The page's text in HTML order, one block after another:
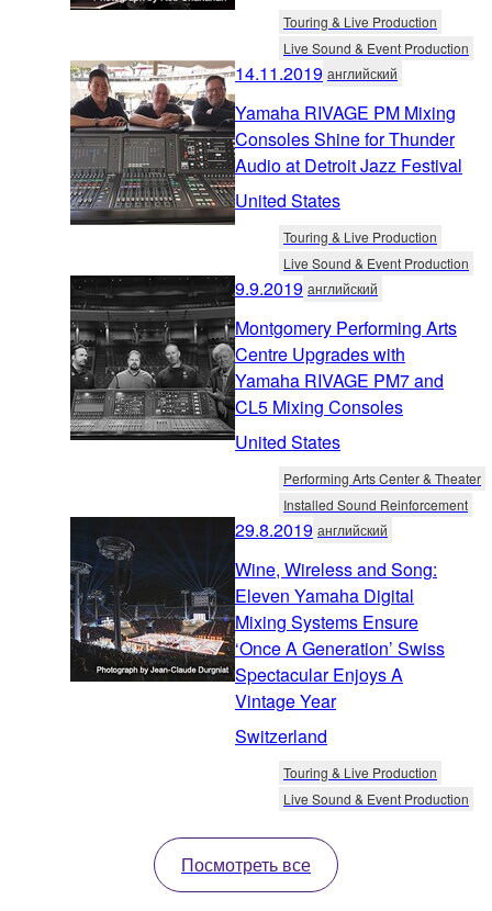
Touring & Live Production
Live Sound & Event Production
14.11.2019 английский
Yamaha RIVAGE PM Mixing
Consoles Shine for Thunder
Audio at Detroit Jazz Festival
United States
Touring & Live Production
Live Sound & Event Production
9.9.2019 английский
Montgomery Performing Arts
Centre Upgrades with
Yamaha RIVAGE PM7 and
CL5 Mixing Consoles
United States
Performing Arts Center & Theater
Installed Sound Reinforcement
29.8.2019 английский
Wine, Wireless and Song:
Eleven Yamaha Digital
Mixing Systems Ensure
‘Once A Generation’ Swiss
Spectacular Enjoys A
Vintage Year
Switzerland
Touring & Live Production
Live Sound & Event Production
Посмотреть все